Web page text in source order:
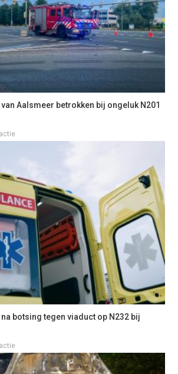
Aalsmeer betrokken bij ongeluk N201
botsing tegen viaduct op N232 bij